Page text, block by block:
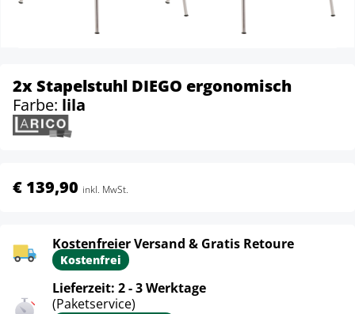
2x Stapelstuhl DIEGO ergonomisch
Farbe: lila
€ 139,90 inkl. MwSt.
Kostenfreier Versand & Gratis Retoure
Kostenfrei
Lieferzeit: 2 - 3 Werktage
(Paketservice)